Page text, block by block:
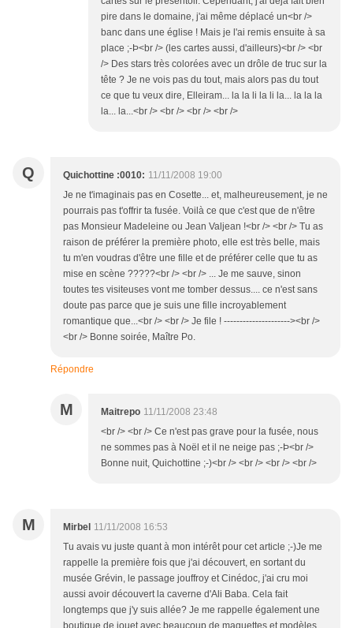
pire dans le domaine, j'ai même déplacé un<br />
banc dans une église ! Mais je l'ai remis ensuite à sa
place ;-Þ<br /> (les cartes aussi, d'ailleurs)<br /> <br
/> Des stars très colorées avec un drôle de truc sur la
tête ? Je ne vois pas du tout, mais alors pas du tout
ce que tu veux dire, Elleiram... la la li la li la... la la la
la... la...<br /> <br /> <br /> <br />
Q Quichottine :0010: 11/11/2008 19:00
Je ne t'imaginais pas en Cosette... et, malheureusement, je ne
pourrais pas t'offrir ta fusée. Voilà ce que c'est que de n'être
pas Monsieur Madeleine ou Jean Valjean !<br /> <br /> Tu as
raison de préférer la première photo, elle est très belle, mais
tu m'en voudras d'être une fille et de préférer celle que tu as
mise en scène ?????<br /> <br /> ... Je me sauve, sinon
toutes tes visiteuses vont me tomber dessus.... ce n'est sans
doute pas parce que je suis une fille incroyablement
romantique que...<br /> <br /> Je file ! ---------------------><br />
<br /> Bonne soirée, Maître Po.
Répondre
M Maitrepo 11/11/2008 23:48
<br /> <br /> Ce n'est pas grave pour la fusée, nous
ne sommes pas à Noël et il ne neige pas ;-Þ<br />
Bonne nuit, Quichottine ;-)<br /> <br /> <br /> <br />
M Mirbel 11/11/2008 16:53
Tu avais vu juste quant à mon intérêt pour cet article ;-)Je me
rappelle la première fois que j'ai découvert, en sortant du
musée Grévin, le passage jouffroy et Cinédoc, j'ai cru moi
aussi avoir découvert la caverne d'Ali Baba. Cela fait
longtemps que j'y suis allée? Je me rappelle également une
boutique de jouet avec beaucoup de maquettes et modèles